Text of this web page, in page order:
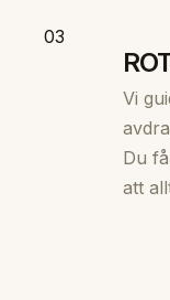
03
Vi
Du
att